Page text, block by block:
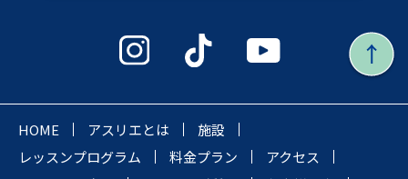
HOME アスリエとは
施設
レッスンプログラム
料金プラン
アクセス